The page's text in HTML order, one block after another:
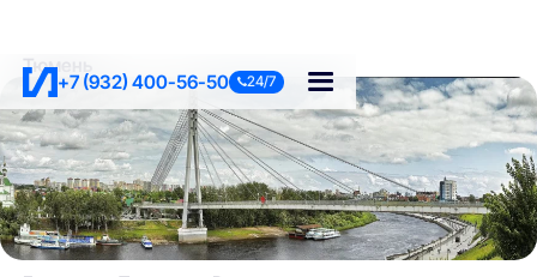
+7 (932) 400-56-50 24/7
Тюмень